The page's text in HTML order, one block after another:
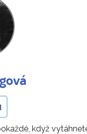
když